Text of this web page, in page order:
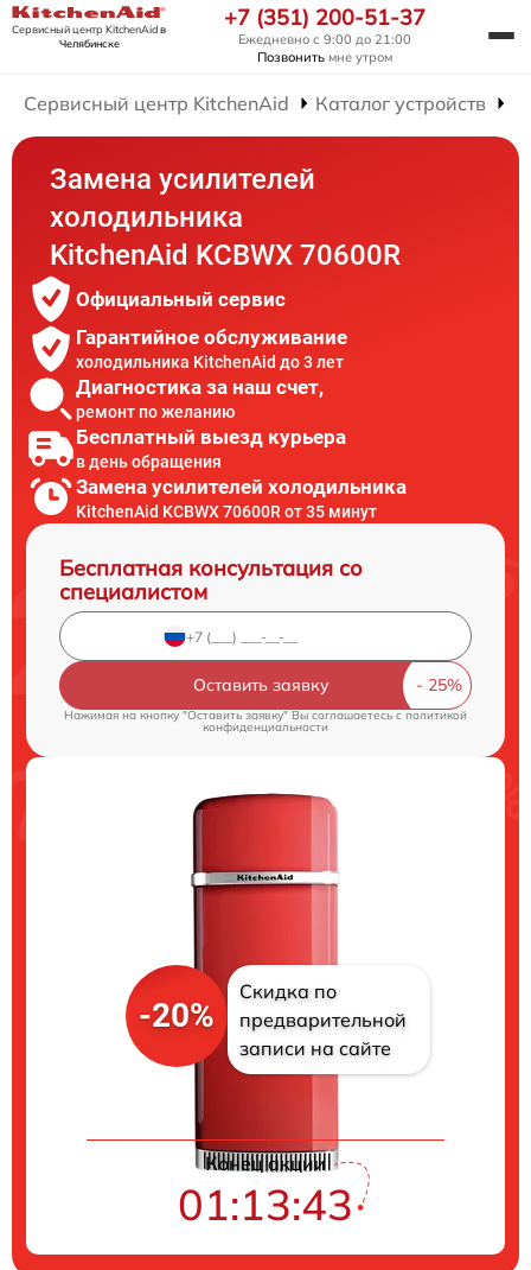
Сервисный центр KitchenAidв
Челябинске
+7 (351) 200-51-37
Ежедневно с 9:00 до 21:00
Позвонить мне утром
Сервисный центр KitchenAid Каталог устройств
Замена усилителей
холодильника
KitchenAid KCBWX 70600R
Официальный сервис
Гарантийное обслуживание
холодильника KitchenAid до 3 лет
Диагностика за наш счет,
ремонт по желанию
Бесплатный выезд курьера
в день обращения
Замена усилителей холодильника
KitchenAid KCBWX 70600R от 35 минут
Бесплатная консультация со
специалистом
Оставить заявку
Нажимая на кнопку "Оставить заявку" Вы соглашаетесь cполитикой
конфиденциальности
-20%
Скидка по
предварительной
записи на сайте
Конец акции
01:13:42